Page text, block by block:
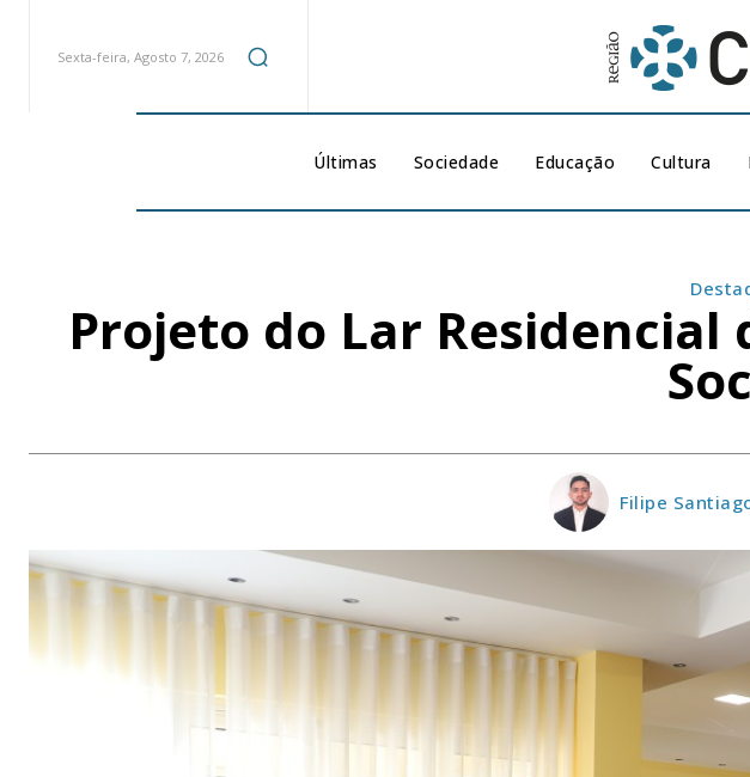
Sexta-feira, Agosto 7, 2026
Últimas Sociedade Educação Cultura
Projeto do Lar Residencial
Filipe